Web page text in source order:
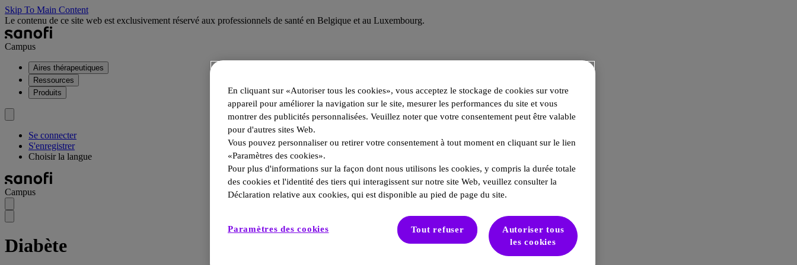
Skip To Main Content
Le contenu de ce site web est exclusivement réservé aux professionnels de santé en Belgique et au Luxembourg.
Campus
Aires thérapeutiques
Ressources
Produits
Se connecter
S'enregistrer
Choisir la langue
Campus
Diabète
En cliquant sur «Autoriser tous les cookies», vous acceptez le stockage de cookies sur votre
appareil pour améliorer la navigation sur le site, mesurer les performances du site et vous
montrer des publicités personnalisées. Veuillez noter que votre consentement peut être valable
pour d'autres sites Web.
Vous pouvez personnaliser ou retirer votre consentement à tout moment en cliquant sur le lien
«Paramètres des cookies».
Pour plus d'informations sur la façon dont nous utilisons les cookies, y compris la durée totale
des cookies et l'identité des tiers qui interagissent sur notre site Web, veuillez consulter la
Déclaration relative aux cookies, qui est disponible au pied de page du site.
Paramètres des cookies Tout refuser
Autoriser tous
les cookies